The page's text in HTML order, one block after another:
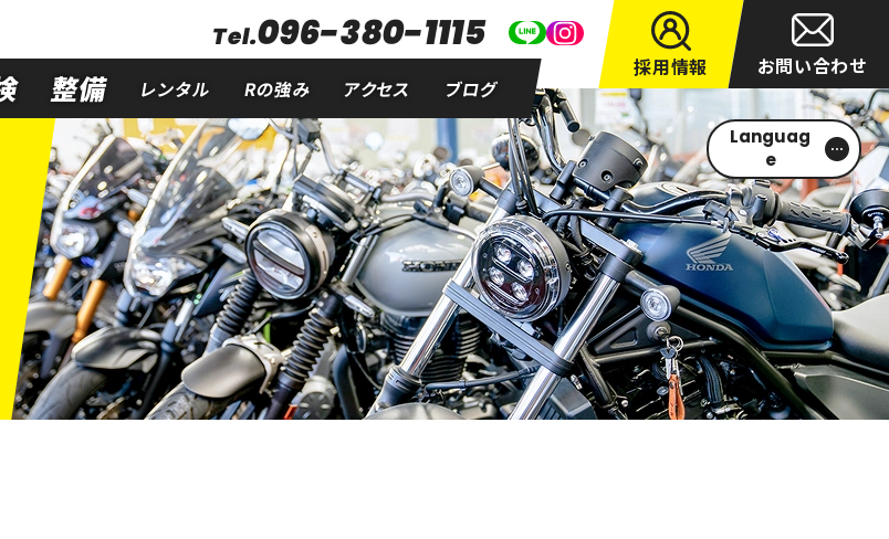
Languag
e
Tel.096-380-1115
採用情報 お問い合わせ
整備 レンタル Rの強み アクセス ブログ